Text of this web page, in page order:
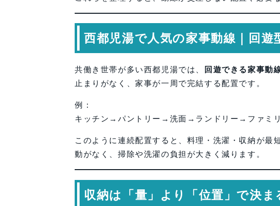
西都児湯で人気の家事動線｜回遊
共働き世帯が多い西都児湯では、 回遊できる家事動
止まりがなく、家事が一周で完結する配置です。
例：
キッチン→パントリー→洗面→ランドリー→ファミ
このように連続配置すると、料理・洗濯・収納が最
動がなく、掃除や洗濯の負担が大きく減ります。
収納は「量」より「位置」で決ま